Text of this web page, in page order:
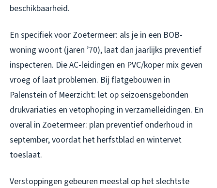
beschikbaarheid.
En specifiek voor Zoetermeer: als je in een BOB-
woning woont (jaren ’70), laat dan jaarlijks preventief
inspecteren. Die AC-leidingen en PVC/koper mix geven
vroeg of laat problemen. Bij flatgebouwen in
Palenstein of Meerzicht: let op seizoensgebonden
drukvariaties en vetophoping in verzamelleidingen. En
overal in Zoetermeer: plan preventief onderhoud in
september, voordat het herfstblad en wintervet
toeslaat.
Verstoppingen gebeuren meestal op het slechtste